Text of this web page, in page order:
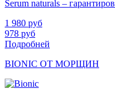
Serum naturals –
1 980 руб
978 руб
Подробней
BIONIC ОТ МОРЩИН